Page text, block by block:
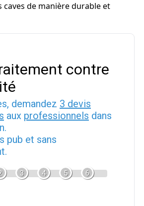
caves de manière durable et
contre
demandez 3 devis
aux professionnels dans
pub et sans
3 4 5 6